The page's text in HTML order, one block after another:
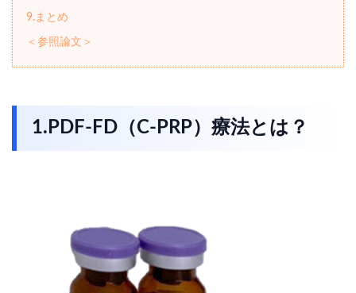
9.まとめ
＜参照論文＞
1.PDF-FD（C-PRP）療法とは？